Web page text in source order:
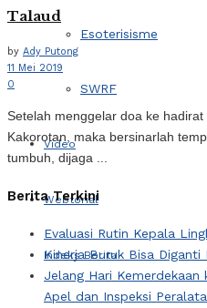
Esoterisisme
SWRF
Video
Webtorial
Indeks Berita
Talaud
by Ady Putong
11 Mei 2019
0
Setelah menggelar doa ke hadirat
Kakorotan, maka bersinarlah
tumbuh, dijaga ...
Berita Terkini
Evaluasi Rutin Kepala
Kinerja Buruk Bisa Diganti
Jelang Hari Kemerdekaan
Apel dan Inspeksi